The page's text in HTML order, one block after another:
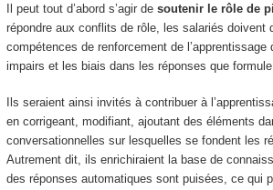
Il peut tout d’abord s’agir de soutenir le rôle de
répondre aux conflits de rôle, les salariés doivent
compétences de renforcement de l’apprentissage
impairs et les biais dans les réponses que formule
Ils seraient ainsi invités à contribuer à
en corrigeant, modifiant, ajoutant des éléments
conversationnelles sur lesquelles se fondent les
Autrement dit, ils enrichiraient la base de
des réponses automatiques sont puisées, ce qui